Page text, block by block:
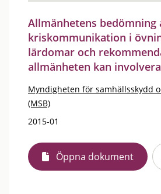
Allmänhetens bedömning
kriskommunikation i
lärdomar och
allmänheten kan
Myndigheten för samhällsskydd
(MSB)
2015-01
Öppna dokument